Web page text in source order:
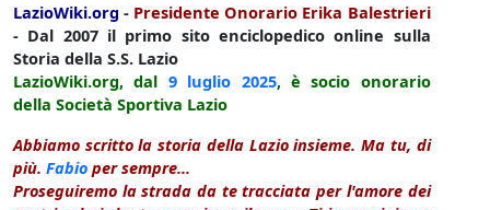
LazioWiki.org - Presidente Onorario Erika Balestrieri
- Dal 2007 il primo sito enciclopedico online sulla
Storia della S.S. Lazio
LazioWiki.org, dal 9 luglio 2025, è socio onorario
della Società Sportiva Lazio
Abbiamo scritto la storia della Lazio insieme. Ma tu, di
più. Fabio per sempre...
Proseguiremo la strada da te tracciata per l'amore dei